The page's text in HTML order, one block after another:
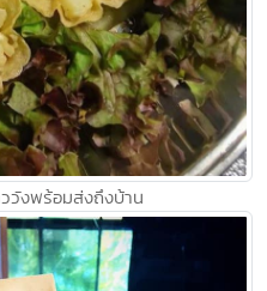
วังพร้อมส่งถึงบ้าน